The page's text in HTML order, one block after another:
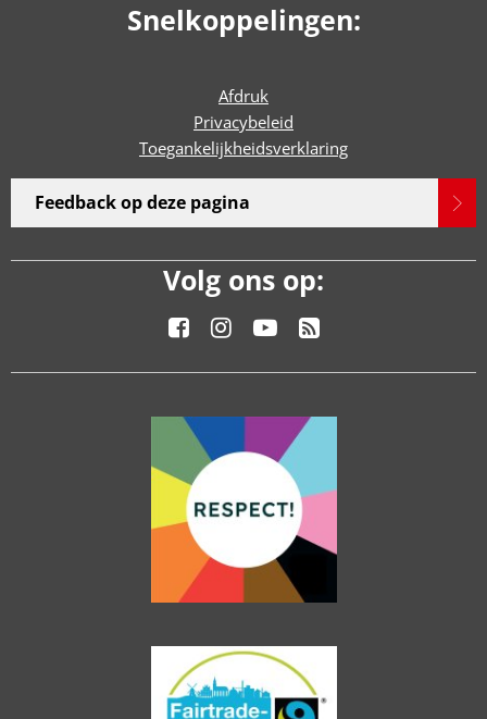
Snelkoppelingen:
Afdruk
Privacybeleid
Toegankelijkheidsverklaring
Feedback op deze pagina
Volg ons op: